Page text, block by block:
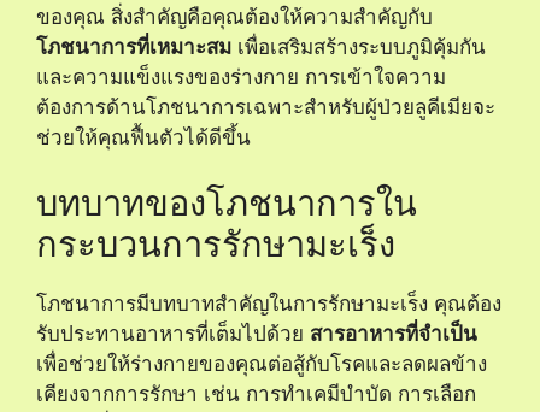
ของคุณ สิ่งสำคัญคือคุณต้องให้ความสำคัญกับ
โภชนาการที่เหมาะสม เพื่อเสริมสร้างระบบภูมิคุ้มกัน
และความแข็งแรงของร่างกาย การเข้าใจความ
ต้องการด้านโภชนาการเฉพาะสำหรับผู้ป่วยลูคีเมียจะ
ช่วยให้คุณฟื้นตัวได้ดีขึ้น
บทบาทของโภชนาการใน
กระบวนการรักษามะเร็ง
โภชนาการมีบทบาทสำคัญในการรักษามะเร็ง คุณต้อง
รับประทานอาหารที่เต็มไปด้วย สารอาหารที่จำเป็น
เพื่อช่วยให้ร่างกายของคุณต่อสู้กับโรคและลดผลข้าง
เคียงจากการรักษา เช่น การทำเคมีบำบัด การเลือก